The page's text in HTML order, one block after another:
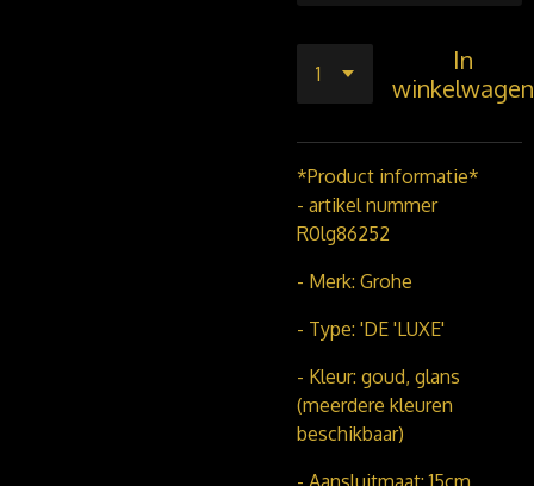
In
winkelwagen
*Product informatie*
- artikel nummer
R0lg86252
- Merk: Grohe
- Type: 'DE 'LUXE'
- Kleur: goud, glans
(meerdere kleuren
beschikbaar)
- Aansluitmaat: 15cm